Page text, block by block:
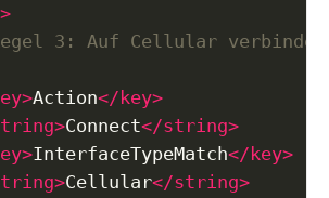
3: Auf Cellular
Action</key>
Connect</string>
InterfaceTypeMatch</key>
Cellular</string>